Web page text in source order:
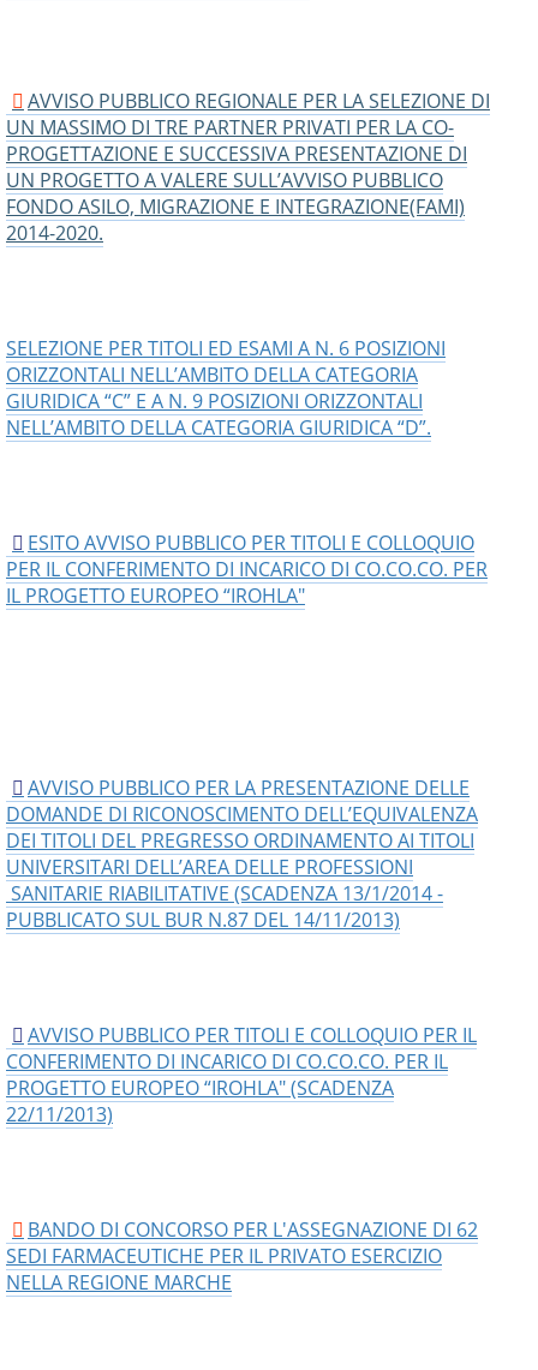
AVVISO PUBBLICO REGIONALE PER LA SELEZIONE DI
UN MASSIMO DI TRE PARTNER PRIVATI PER LA CO-
PROGETTAZIONE E SUCCESSIVA PRESENTAZIONE DI
UN PROGETTO A VALERE SULL’AVVISO PUBBLICO
FONDO ASILO, MIGRAZIONE E INTEGRAZIONE(FAMI)
2014-2020.
SELEZIONE PER TITOLI ED ESAMI A N. 6 POSIZIONI
ORIZZONTALI NELL’AMBITO DELLA CATEGORIA
GIURIDICA “C” E A N. 9 POSIZIONI ORIZZONTALI
NELL’AMBITO DELLA CATEGORIA GIURIDICA “D”.
ESITO AVVISO PUBBLICO PER TITOLI E COLLOQUIO
PER IL CONFERIMENTO DI INCARICO DI CO.CO.CO. PER
IL PROGETTO EUROPEO “IROHLA"
AVVISO PUBBLICO PER LA PRESENTAZIONE DELLE
DOMANDE DI RICONOSCIMENTO DELL’EQUIVALENZA
DEI TITOLI DEL PREGRESSO ORDINAMENTO AI TITOLI
UNIVERSITARI DELL’AREA DELLE PROFESSIONI
SANITARIE RIABILITATIVE (SCADENZA 13/1/2014 -
PUBBLICATO SUL BUR N.87 DEL 14/11/2013)
AVVISO PUBBLICO PER TITOLI E COLLOQUIO PER IL
CONFERIMENTO DI INCARICO DI CO.CO.CO. PER IL
PROGETTO EUROPEO “IROHLA" (SCADENZA
22/11/2013)
BANDO DI CONCORSO PER L'ASSEGNAZIONE DI 62
SEDI FARMACEUTICHE PER IL PRIVATO ESERCIZIO
NELLA REGIONE MARCHE